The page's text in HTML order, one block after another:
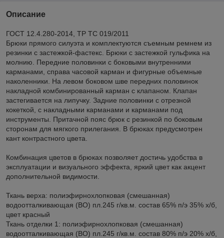
Описание
ГОСТ 12.4.280-2014, ТР ТС 019/2011
Брюки прямого силуэта и комплектуются съемным ремнем из
резинки с застежкой-фастекс. Брюки с застежкой гульфика на
молнию. Передние половинки с боковыми внутренними
карманами, справа часовой карман и фигурные объемные
наколенники. На левом боковом шве передних половинок
накладной комбинированный карман с клапаном. Клапан
застегивается на липучку. Задние половинки с отрезной
кокеткой, с накладными карманами и карманами под
инструменты. Притачной пояс брюк с резинкой по боковым
сторонам для мягкого прилегания. В брюках предусмотрен
кант контрастного цвета.
Комбинация цветов в брюках позволяет достичь удобства в
эксплуатации и визуального эффекта, яркий цвет как акцент
дополнительной видимости.
Ткань верха: полиэфирнохлопковая (смешанная)
водоотталкивающая (ВО) пл.245 г/кв.м. состав 65% п/э 35% х/б,
цвет красный
Ткань отделки 1: полиэфирнохлопковая (смешанная)
водоотталкивающая (ВО) пл.245 г/кв.м. состав 80% п/э 20% х/б,